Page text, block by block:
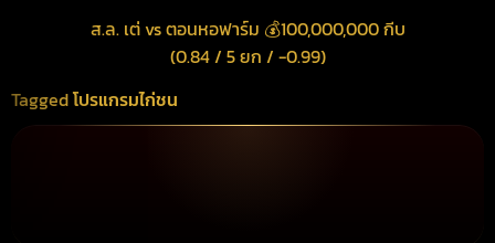
ส.ล. เต่ vs ตอนหอฟาร์ม 💰100,000,000 กีบ
(0.84 / 5 ยก / -0.99)
Taggedโปรแกรมไก่ชน